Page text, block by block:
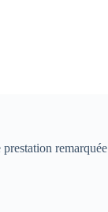
remarquée